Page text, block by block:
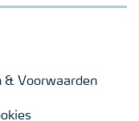
& Voorwaarden